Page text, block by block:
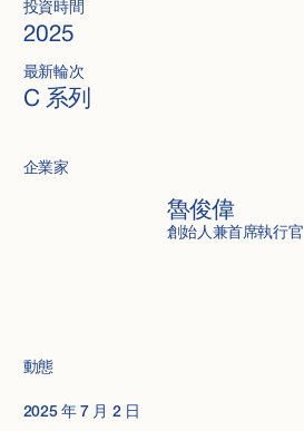
投資時間
2025
最新輪次
C 系列
企業家
魯俊偉
創始人兼首席執行官
動態
2025 年 7 月 2 日